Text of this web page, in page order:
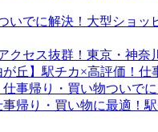
いでに解決！大型ショ
クセス抜群！東京・神
が丘】駅チカ×高評価！
仕事帰り・買い物ついで
事帰り・買い物に最適！